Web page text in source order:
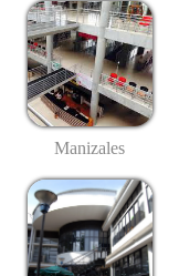
Manizales